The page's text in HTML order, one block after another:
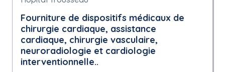
Fourniture de dispositifs médicaux de
chirurgie cardiaque, assistance
cardiaque, chirurgie vasculaire,
neuroradiologie et cardiologie
interventionnelle..